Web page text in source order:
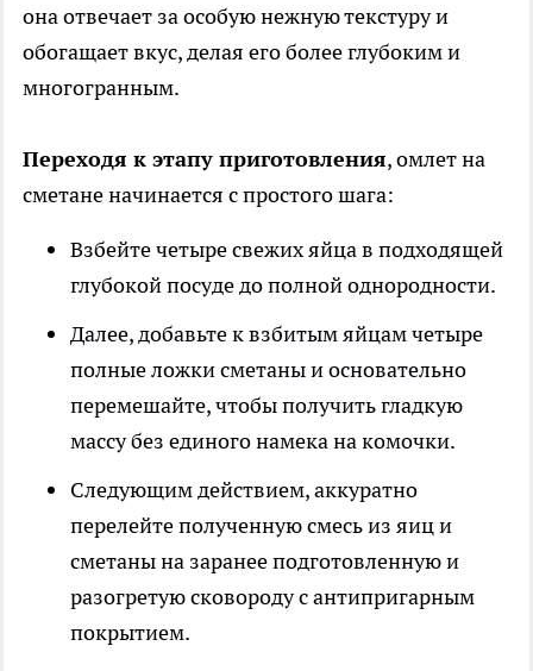
она отвечает за особую нежную текстуру и
обогащает вкус, делая его более глубоким и
многогранным.
Переходя к этапу приготовления, омлет на
сметане начинается с простого шага:
Взбейте четыре свежих яйца в подходящей
глубокой посуде до полной однородности.
Далее, добавьте к взбитым яйцам четыре
полные ложки сметаны и основательно
перемешайте, чтобы получить гладкую
массу без единого намека на комочки.
Следующим действием, аккуратно
перелейте полученную смесь из яиц и
сметаны на заранее подготовленную и
разогретую сковороду с антипригарным
покрытием.